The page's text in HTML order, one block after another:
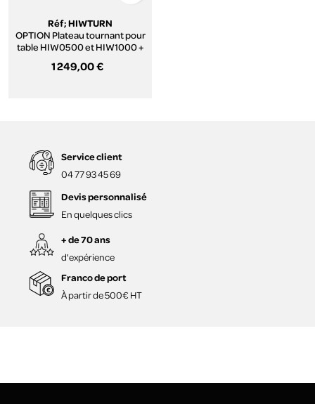
Réf; HIWTURN
OPTION Plateau tournant pour
table HIW0500 et HIW1000 +
positions
1 249,00 €
Service client
04 77 93 45 69
Devis personnalisé
En quelques clics
+ de 70 ans
d'expérience
Franco de port
À partir de 500€ HT